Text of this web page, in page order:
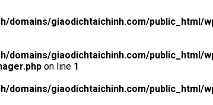
domains/giaodichtaichinh.com/
domains/giaodichtaichinh.com/public_html/
on line 1
domains/giaodichtaichinh.com/public_html/